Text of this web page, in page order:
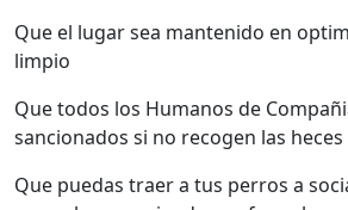
Que el lugar sea mantenido en
limpio
Que todos los Humanos de
sancionados si no recogen las
Que puedas traer a tus perros a